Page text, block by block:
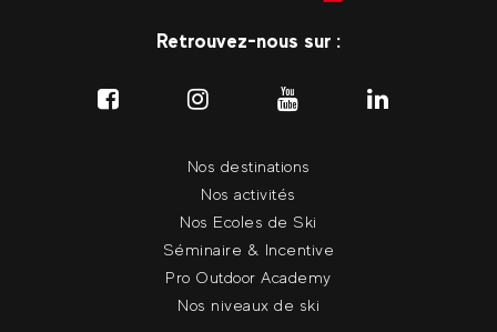
Retrouvez-nous sur :
Nos destinations
Nos activités
Nos Ecoles de Ski
Séminaire & Incentive
Pro Outdoor Academy
Nos niveaux de ski